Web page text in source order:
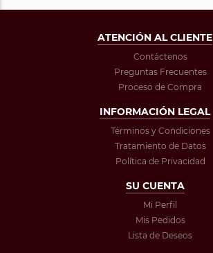
ATENCIÓN AL CLIENTE
Contáctenos
Preguntas Frecuentes
Proceso de Compra
INFORMACIÓN LEGAL
Términos y Condiciones
Tratamiento de Datos
Política de Privacidad
SU CUENTA
Mi Perfil
Mis Pedidos
Lista de Deseos